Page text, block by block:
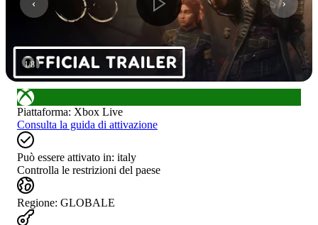
1/8
Piattaforma: Xbox Live
Consulta la guida di attivazione
Può essere attivato in: italy
Controlla le restrizioni del paese
Regione: GLOBALE